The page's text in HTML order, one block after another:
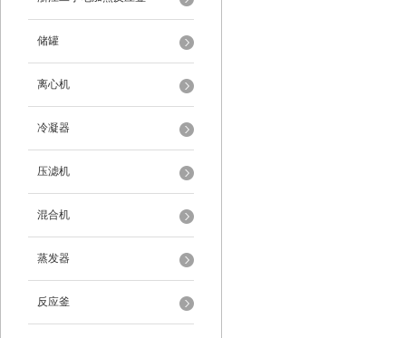
储罐
离心机
冷凝器
压滤机
混合机
蒸发器
反应釜